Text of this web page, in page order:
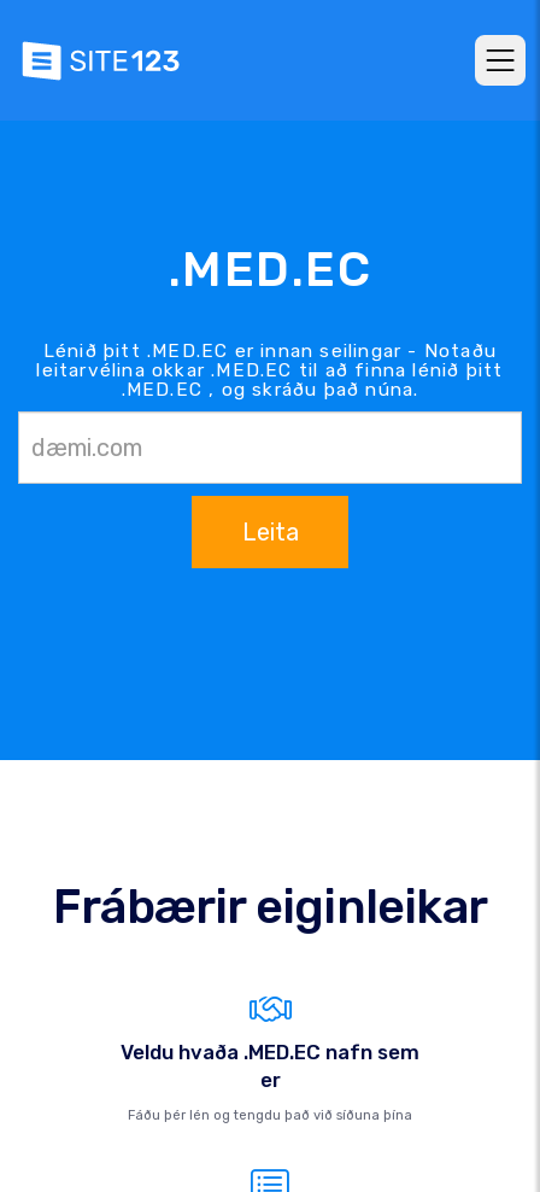
.MED.EC
Lénið þitt .MED.EC er innan seilingar - Notaðu
leitarvélina okkar .MED.EC til að finna lénið þitt
.MED.EC , og skráðu það núna.
Leita
Frábærir eiginleikar
Veldu hvaða .MED.EC nafn sem
er
Fáðu þér lén og tengdu það við síðuna þína